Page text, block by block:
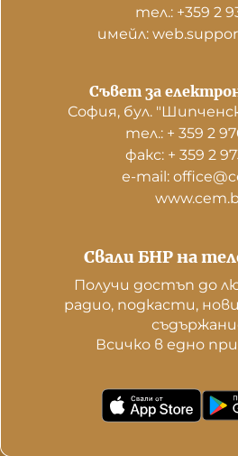
тел.: +359 2
имейл:
Свали БНР на
Получи достъп до
радио, подкасти,
Всичко в едно
Съвет за
София, бул.
тел.: + 359 2
факс: + 359 2
е-mail: